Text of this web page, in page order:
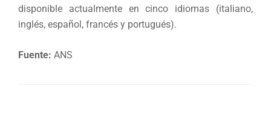
disponible actualmente en cinco idiomas (italiano,
inglés, español, francés y portugués).
Fuente: ANS